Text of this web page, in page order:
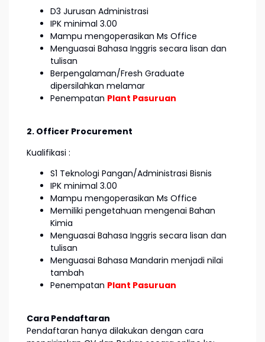
D3 Jurusan Administrasi
IPK minimal 3.00
Mampu mengoperasikan Ms Office
Menguasai Bahasa Inggris secara lisan dan
tulisan
Berpengalaman/Fresh Graduate
dipersilahkan melamar
Penempatan Plant Pasuruan
2. Officer Procurement
Kualifikasi :
S1 Teknologi Pangan/Administrasi Bisnis
IPK minimal 3.00
Mampu mengoperasikan Ms Office
Memiliki pengetahuan mengenai Bahan
Kimia
Menguasai Bahasa Inggris secara lisan dan
tulisan
Menguasai Bahasa Mandarin menjadi nilai
tambah
Penempatan Plant Pasuruan
Cara Pendaftaran
Pendaftaran hanya dilakukan dengan cara